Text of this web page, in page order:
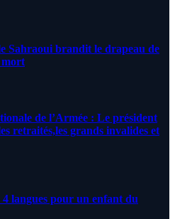
Sahraoui brandit le drapeau de
mort
de l’Armée : Le président
retraités,les grands invalides et
langues pour un enfant du